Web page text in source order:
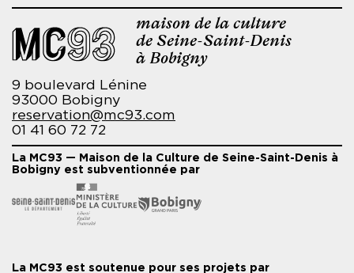
maison de la culture
de Seine-Saint-Denis
à Bobigny
9 boulevard Lénine
93000 Bobigny
reservation@mc93.com
01 41 60 72 72
La MC93 — Maison de la Culture de Seine-Saint-Denis à
Bobigny est subventionnée par
La MC93 est soutenue pour ses projets par